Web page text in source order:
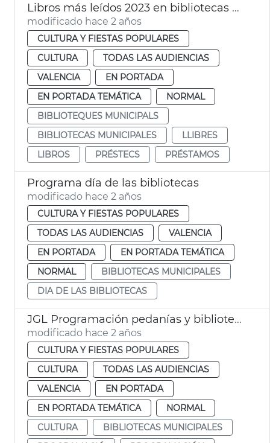
Libros más leídos 2023 en bibliotecas municipales
modificado hace 2 años
CULTURA Y FIESTAS POPULARES
CULTURA
TODAS LAS AUDIENCIAS
VALENCIA
EN PORTADA
EN PORTADA TEMÁTICA
NORMAL
BIBLIOTEQUES MUNICIPALS
BIBLIOTECAS MUNICIPALES
LLIBRES
LIBROS
PRÉSTECS PRÉSTAMOS
Programa día de las bibliotecas
modificado hace 2 años
CULTURA Y FIESTAS POPULARES
TODAS LAS AUDIENCIAS
VALENCIA
EN PORTADA
EN PORTADA TEMÁTICA
NORMAL
BIBLIOTECAS MUNICIPALES
DIA DE LAS BIBLIOTECAS
JGL Programación pedanías y bibliotecas
modificado hace 2 años
CULTURA Y FIESTAS POPULARES
CULTURA
TODAS LAS AUDIENCIAS
VALENCIA
EN PORTADA
EN PORTADA TEMÁTICA
NORMAL
CULTURA
BIBLIOTECAS MUNICIPALES